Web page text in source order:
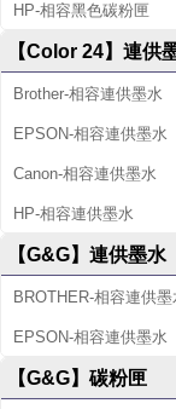
HP-相容黑色碳粉匣
【Color 24】連供
Brother-相容連供墨水
EPSON-相容連供墨水
Canon-相容連供墨水
HP-相容連供墨水
【G&G】連供墨水
BROTHER-相容連供墨
EPSON-相容連供墨水
【G&G】碳粉匣